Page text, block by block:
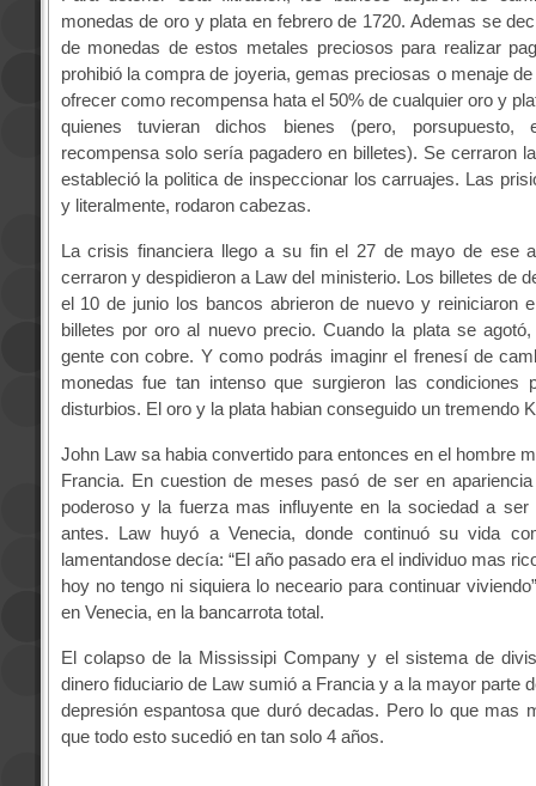
monedas de oro y plata en febrero de 1720. Ademas se
de monedas de estos metales preciosos para realizar
prohibió la compra de joyeria, gemas preciosas o menaje
ofrecer como recompensa hata el 50% de cualquier oro y
quienes tuvieran dichos bienes (pero,
recompensa solo sería pagadero en billetes). Se cerraron
estableció la politica de inspeccionar los carruajes. Las
y literalmente, rodaron cabezas.
La crisis financiera llego a su fin el 27 de mayo de ese
cerraron y despidieron a Law del ministerio. Los billetes de
el 10 de junio los bancos abrieron de nuevo y reiniciaron
billetes por oro al nuevo precio. Cuando la plata se
gente con cobre. Y como podrás imaginr el frenesí de
monedas fue tan intenso que surgieron las condiciones
disturbios. El oro y la plata habian conseguido un tremendo
John Law sa habia convertido para entonces en el hombre
Francia. En cuestion de meses pasó de ser en
poderoso y la fuerza mas influyente en la sociedad a ser
antes. Law huyó a Venecia, donde continuó su vida
lamentandose decía: “El año pasado era el individuo mas
hoy no tengo ni siquiera lo neceario para continuar
en Venecia, en la bancarrota total.
El colapso de la Mississipi Company y el sistema de
dinero fiduciario de Law sumió a Francia y a la mayor parte
depresión espantosa que duró decadas. Pero lo que mas
que todo esto sucedió en tan solo 4 años.